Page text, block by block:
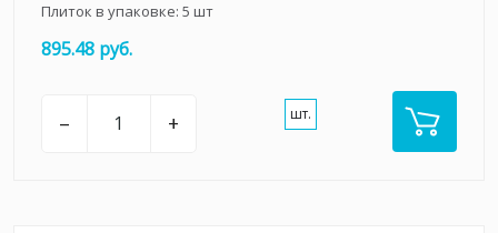
Плиток в упаковке: 5 шт
895.48 руб.
– + шт.